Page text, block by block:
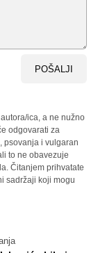
POŠALJI
ica, a ne nužno
odgovarati za
psovanja i vulgaran
to ne obavezuje
Čitanjem prihvatate
sadržaji koji mogu